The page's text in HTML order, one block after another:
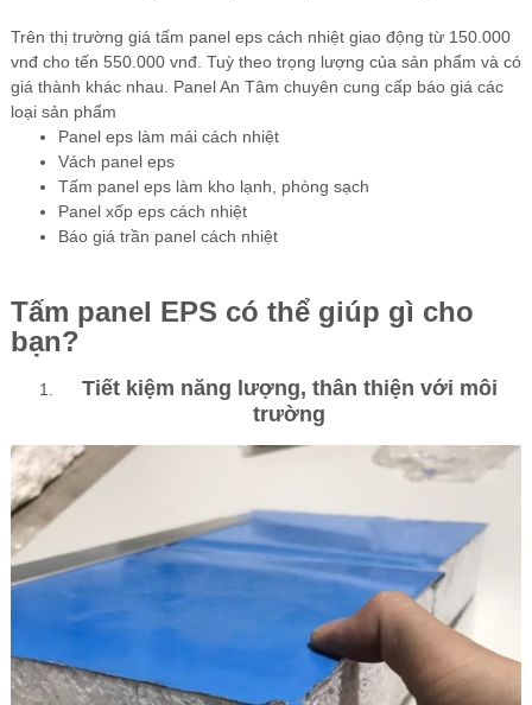
Trên thị trường giá tấm panel eps cách nhiệt giao động từ 150.000
vnđ cho tến 550.000 vnđ. Tuỳ theo trọng lượng của sản phẩm và có
giá thành khác nhau. Panel An Tâm chuyên cung cấp báo giá các
loại sản phẩm
Panel eps làm mái cách nhiệt
Vách panel eps
Tấm panel eps làm kho lạnh, phòng sạch
Panel xốp eps cách nhiệt
Báo giá trần panel cách nhiệt
Tấm panel EPS có thể giúp gì cho
bạn?
Tiết kiệm năng lượng, thân thiện với môi
trường